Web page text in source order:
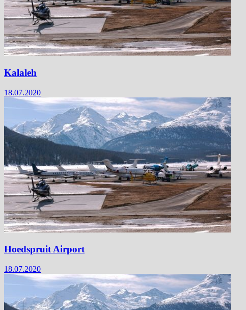
Kalaleh
18.07.2020
Hoedspruit Airport
18.07.2020